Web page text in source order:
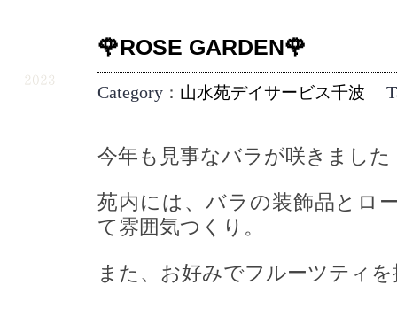
2023
🌹ROSE GARDEN🌹
Category ： 山水苑デイサービス千波
今年も見事なバラが咲きました
苑内には、バラの装飾品とロ
て雰囲気つくり。
また、お好みでフルーツティ